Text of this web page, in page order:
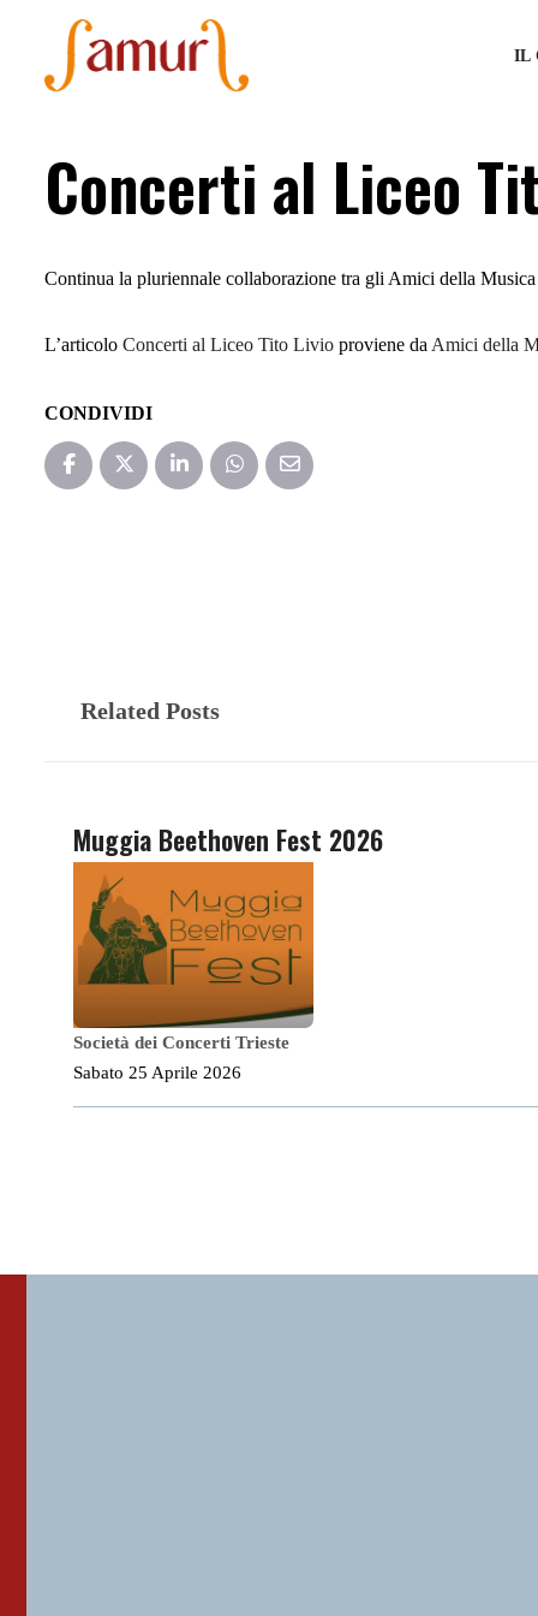
IL
Concerti al Liceo
Continua la pluriennale collaborazione tra gli Amici della
L’articolo Concerti al Liceo Tito Livio proviene da Amici della
CONDIVIDI
Related Posts
Muggia Beethoven Fest 2026
Società dei Concerti Trieste
Sabato 25 Aprile 2026